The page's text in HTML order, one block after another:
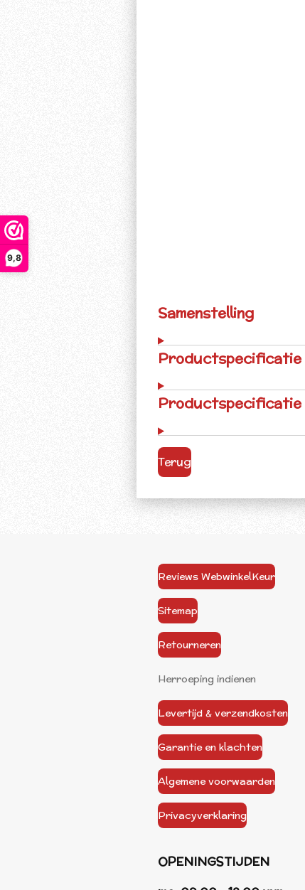
9,8
Samenstelling
Productspecificatie
Productspecificatie
Terug
Reviews WebwinkelKeur
Sitemap
Retourneren
Herroeping indienen
Levertijd & verzendkosten
Garantie en klachten
Algemene voorwaarden
Privacyverklaring
OPENINGSTIJDEN